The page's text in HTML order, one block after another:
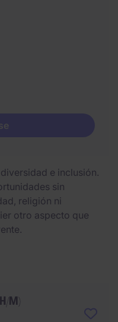
e inclusión.
sin
religión ni
otro aspecto que
M)